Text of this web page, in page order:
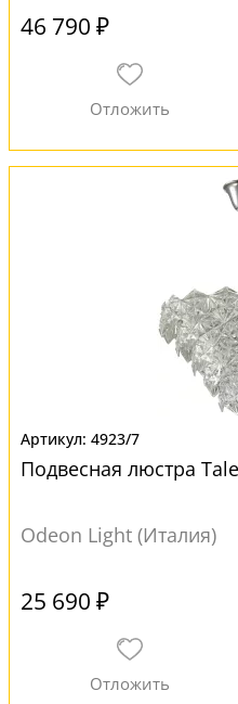
46 790 ₽
4923/7
Подвесная люстра
Odeon Light (Италия)
25 690 ₽